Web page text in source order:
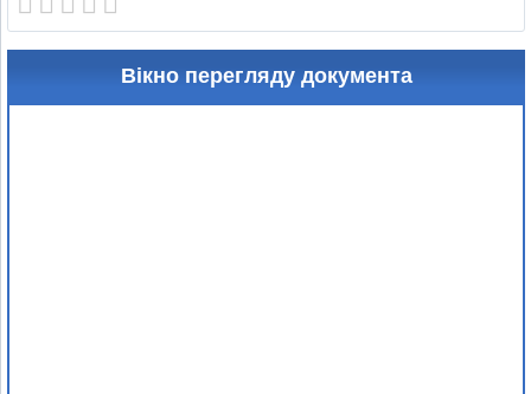
Вікно перегляду документа